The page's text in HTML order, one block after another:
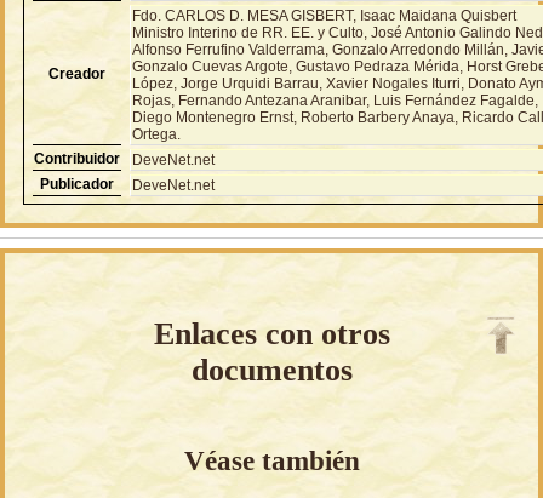
Creador
Fdo. CARLOS D. MESA GISBERT, Isaac Maidana Quisbert
Ministro Interino de RR. EE. y Culto, José Antonio Galindo
Alfonso Ferrufino Valderrama, Gonzalo Arredondo Millán,
Gonzalo Cuevas Argote, Gustavo Pedraza Mérida, Horst
López, Jorge Urquidi Barrau, Xavier Nogales Iturri, Donato
Rojas, Fernando Antezana Aranibar, Luis Fernández Fagalde,
Diego Montenegro Ernst, Roberto Barbery Anaya, Ricardo
Ortega.
Contribuidor
DeveNet.net
Publicador
DeveNet.net
Enlaces con otros
documentos
Véase también